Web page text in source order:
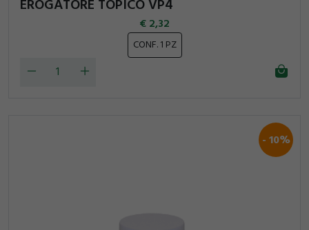
EROGATORE TOPICO VP4
2,32
CONF. 1 PZ
10